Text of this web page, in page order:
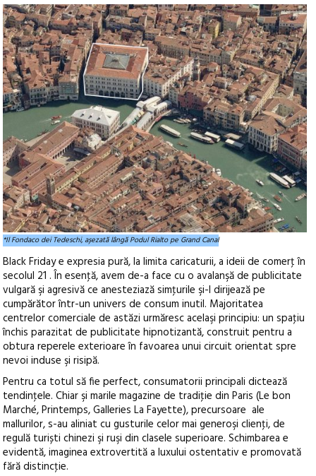
*Il Fondaco dei Tedeschi, așezată lângă Podul Rialto pe Grand Canal
Black Friday e expresia pură, la limita caricaturii, a ideii de comerţ în
secolul 21 . În esenţă, avem de-a face cu o avalanşă de publicitate
vulgară şi agresivă ce anesteziază simţurile şi-l dirijează pe
cumpărător într-un univers de consum inutil. Majoritatea
centrelor comerciale de astăzi urmăresc acelaşi principiu: un spaţiu
închis parazitat de publicitate hipnotizantă, construit pentru a
obtura reperele exterioare în favoarea unui circuit orientat spre
nevoi induse şi risipă.
Pentru ca totul să fie perfect, consumatorii principali dictează
tendinţele. Chiar şi marile magazine de tradiţie din Paris (Le bon
Marché, Printemps, Galleries La Fayette), precursoare ale
mallurilor, s-au aliniat cu gusturile celor mai generoşi clienţi, de
regulă turiști chinezi şi ruşi din clasele superioare. Schimbarea e
evidentă, imaginea extrovertită a luxului ostentativ e promovată
fără distincţie.